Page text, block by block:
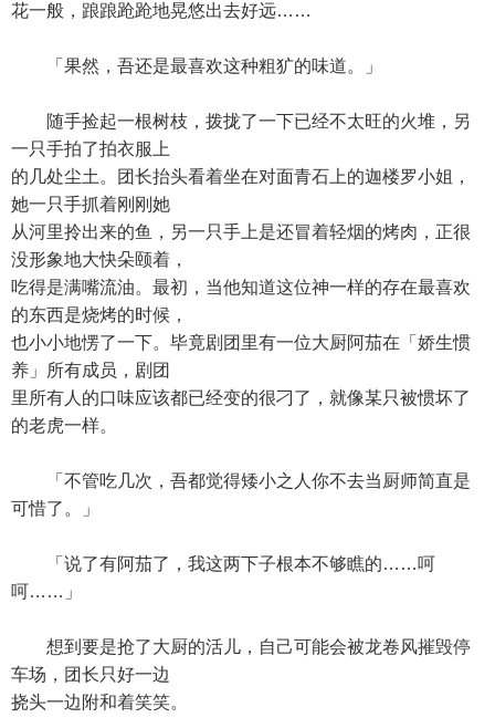
花一般，踉踉跄跄地晃悠出去好远……
「果然，吾还是最喜欢这种粗犷的味道。」
随手捡起一根树枝，拨拢了一下已经不太旺的火堆，另
一只手拍了拍衣服上
的几处尘土。团长抬头看着坐在对面青石上的迦楼罗小姐，
她一只手抓着刚刚她
从河里拎出来的鱼，另一只手上是还冒着轻烟的烤肉，正很
没形象地大快朵颐着，
吃得是满嘴流油。最初，当他知道这位神一样的存在最喜欢
的东西是烧烤的时候，
也小小地愣了一下。毕竟剧团里有一位大厨阿茄在「娇生惯
养」所有成员，剧团
里所有人的口味应该都已经变的很刁了，就像某只被惯坏了
的老虎一样。
「不管吃几次，吾都觉得矮小之人你不去当厨师简直是
可惜了。」
「说了有阿茄了，我这两下子根本不够瞧的……呵
呵……」
想到要是抢了大厨的活儿，自己可能会被龙卷风摧毁停
车场，团长只好一边
挠头一边附和着笑笑。